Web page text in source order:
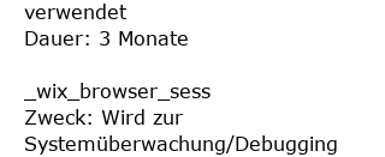
verwendet
Dauer: 3 Monate
_wix_browser_sess
Zweck: Wird zur
Systemüberwachung/Debugging